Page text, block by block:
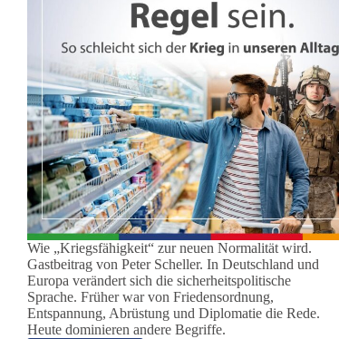
Wie „Kriegsfähigkeit“ zur neuen Normalität wird.
Gastbeitrag von Peter Scheller. In Deutschland und
Europa verändert sich die sicherheitspolitische
Sprache. Früher war von Friedensordnung,
Entspannung, Abrüstung und Diplomatie die Rede.
Heute dominieren andere Begriffe.